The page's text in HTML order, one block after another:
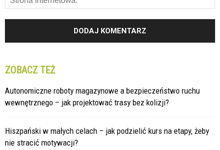
ZOBACZ TEŻ
Autonomiczne roboty magazynowe a bezpieczeństwo ruchu
wewnętrznego – jak projektować trasy bez kolizji?
Hiszpański w małych celach – jak podzielić kurs na etapy, żeby
nie stracić motywacji?